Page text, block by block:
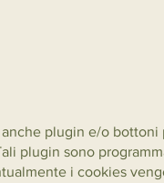
plugin e/o
plugin sono
i cookies